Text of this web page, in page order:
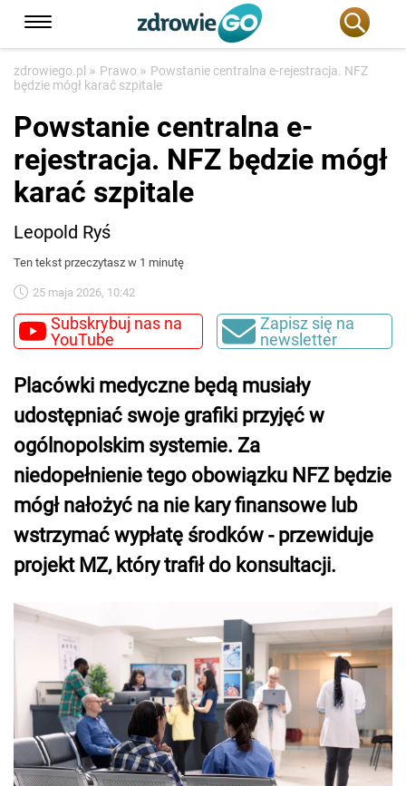
zdrowiego.pl » Prawo » Powstanie centralna e-rejestracja. NFZ
będzie mógł karać szpitale
Powstanie centralna e-
rejestracja. NFZ będzie mógł
karać szpitale
Leopold Ryś
Ten tekst przeczytasz w 1 minutę
25 maja 2026, 10:42
Subskrybuj nas na
YouTube
Zapisz się na
newsletter
Placówki medyczne będą musiały
udostępniać swoje grafiki przyjęć w
ogólnopolskim systemie. Za
niedopełnienie tego obowiązku NFZ będzie
mógł nałożyć na nie kary finansowe lub
wstrzymać wypłatę środków - przewiduje
projekt MZ, który trafił do konsultacji.